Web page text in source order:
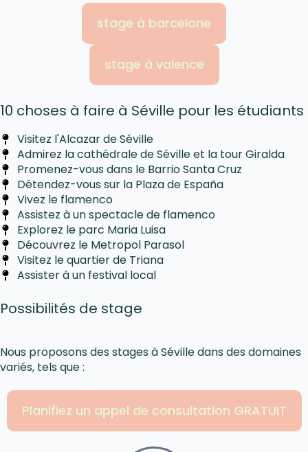
stage à barcelone
stage à valence
10 choses à faire à Séville pour les étudiants
Visitez l'Alcazar de Séville
Admirez la cathédrale de Séville et la tour Giralda
Promenez-vous dans le Barrio Santa Cruz
Détendez-vous sur la Plaza de España
Vivez le flamenco
Assistez à un spectacle de flamenco
Explorez le parc Maria Luisa
Découvrez le Metropol Parasol
Visitez le quartier de Triana
Assister à un festival local
Possibilités de stage
Nous proposons des stages à Séville dans des domaines
variés, tels que :
Planifiez un appel de consultation GRATUIT